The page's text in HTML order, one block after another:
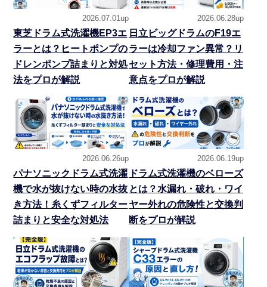
2026.07.01up
東芝ドラム式洗濯機EP3エ
ラーとは？ヒートポンプの
ドレンポンプ詰まりと対処
法をプロが解説
2026.06.28up
日立ビッグドラムのF19エ
ラーは冷却ファン異常？リ
セット方法・修理費用・注
意点をプロが解説
2026.06.26up
パナソニックドラム式洗濯
機で水が抜けない時の水抜
き方法！糸くずフィルター
詰まりと安全な対処法
2026.06.19up
ドラム式洗濯機のベローズ
とは？水漏れ・破れ・ワイ
ヤー外れの危険性と交換判
断をプロが解説